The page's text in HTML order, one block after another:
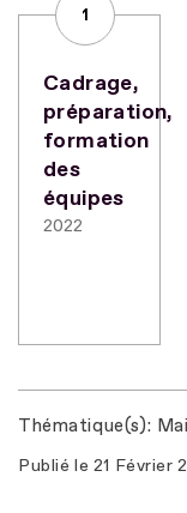
1
Cadrage,
préparation,
formation
des
équipes
2022
Thématique(s)
Publié le 21 Février